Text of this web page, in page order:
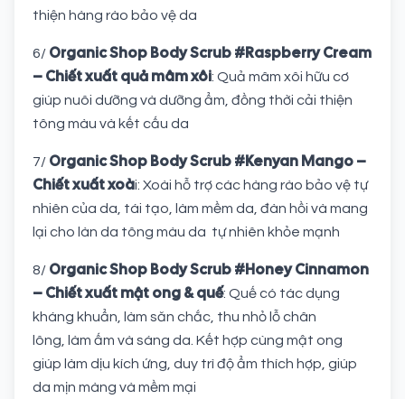
thiện hàng rào bảo vệ da
6/ Organic Shop Body Scrub #Raspberry Cream
– Chiết xuất quả mâm xôi: Quả mâm xôi hữu cơ
giúp nuôi dưỡng và dưỡng ẩm, đồng thời cải thiện
tông màu và kết cấu da
7/ Organic Shop Body Scrub #Kenyan Mango –
Chiết xuất xoài: Xoài hỗ trợ các hàng rào bảo vệ tự
nhiên của da, tái tạo, làm mềm da, đàn hồi và mang
lại cho làn da tông màu da tự nhiên khỏe mạnh
8/ Organic Shop Body Scrub #Honey Cinnamon
– Chiết xuất mật ong & quế: Quế có tác dụng
kháng khuẩn, làm săn chắc, thu nhỏ lỗ chân
lông, làm ấm và sáng da. Kết hợp cùng mật ong
giúp làm dịu kích ứng, duy trì độ ẩm thích hợp, giúp
da mịn màng và mềm mại